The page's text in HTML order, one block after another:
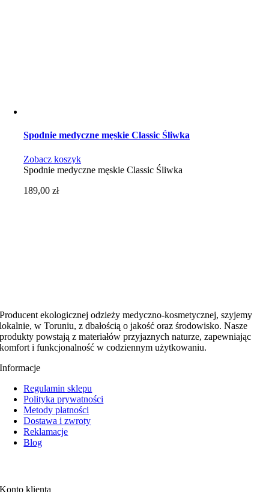
Spodnie medyczne męskie Classic Śliwka
Zobacz koszyk
Spodnie medyczne męskie Classic Śliwka
189,00zł
Producent ekologicznej odzieży medyczno-kosmetycznej, szyjemy
lokalnie, w Toruniu, z dbałością o jakość oraz środowisko. Nasze
produkty powstają z materiałów przyjaznych naturze, zapewniając
komfort i funkcjonalność w codziennym użytkowaniu.
Informacje
Regulamin sklepu
Polityka prywatności
Metody płatności
Dostawa i zwroty
Reklamacje
Blog
Konto klienta